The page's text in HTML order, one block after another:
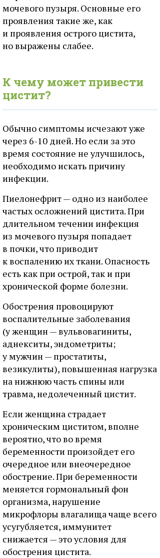
мочевого пузыря. Основные его
проявления такие же, как
и проявления острого цистита,
но выражены слабее.
К чему может привести
цистит?
Обычно симптомы исчезают уже
через 6-10 дней. Но если за это
время состояние не улучшилось,
необходимо искать причину
инфекции.
Пиелонефрит — одно из наиболее
частых осложнений цистита. При
длительном течении инфекция
из мочевого пузыря попадает
в почки, что приводит
к воспалению их ткани. Опасность
есть как при острой, так и при
хронической форме болезни.
Обострения провоцируют
воспалительные заболевания
(у женщин — вульвовагиниты,
аднекситы, эндометриты;
у мужчин — простатиты,
везикулиты), повышенная нагрузка
на нижнюю часть спины или
травма, недолеченный цистит.
Если женщина страдает
хроническим циститом, вполне
вероятно, что во время
беременности произойдет его
очередное или внеочередное
обострение. При беременности
меняется гормональный фон
организма, нарушение
микрофлоры влагалища чаще всего
усугубляется, иммунитет
снижается — это условия для
обострения цистита.